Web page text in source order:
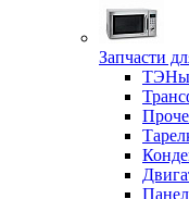
Запчасти
ТЭНы